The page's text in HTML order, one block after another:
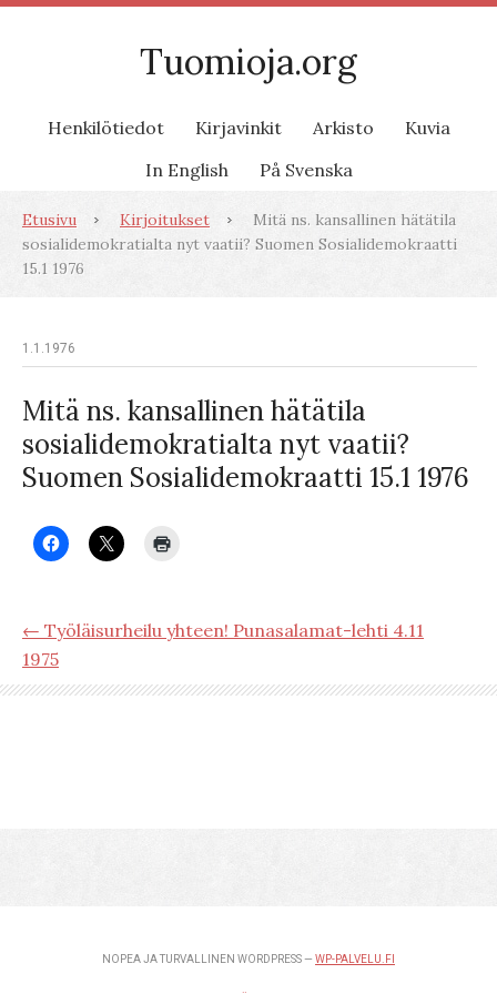
Tuomioja.org
Henkilötiedot Kirjavinkit Arkisto
Kuvia
In English
På Svenska
Etusivu Kirjoitukset
Mitä ns. kansallinen hätätila
sosialidemokratialta nyt vaatii? Suomen Sosialidemokraatti
15.1 1976
1.1.1976
Mitä ns. kansallinen hätätila
sosialidemokratialta nyt vaatii?
Suomen Sosialidemokraatti 15.1 1976
← Työläisurheilu yhteen! Punasalamat-lehti 4.11
1975
NOPEA JA TURVALLINEN WORDPRESS — WP-PALVELU.FI